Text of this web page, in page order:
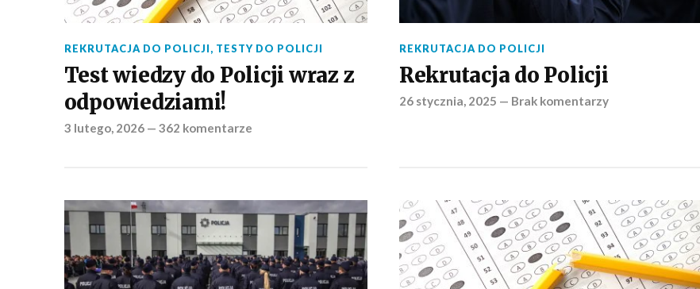
REKRUTACJA DO POLICJI, TESTY DO POLICJI
Test wiedzy do Policji wraz z
odpowiedziami!
3 lutego, 2026— 362 komentarze
REKRUTACJA DO POLICJI
Rekrutacja do Policji
26 stycznia, 2025 — Brak komentarzy